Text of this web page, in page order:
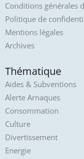
Conditions générales
Politique de
Mentions légales
Archives
Thématique
Aides & Subventions
Alerte Arnaques
Consommation
Culture
Divertissement
Energie